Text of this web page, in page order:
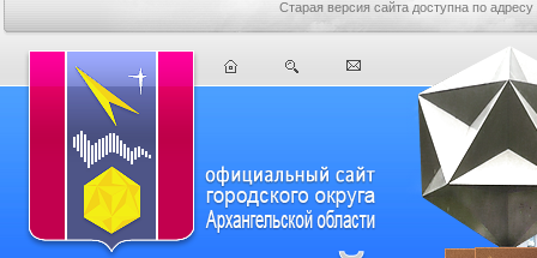
Старая версия сайта доступна по адресу